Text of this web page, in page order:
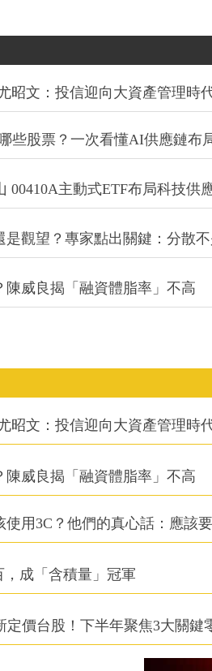
昭文：投信迎向大資產管理時
些股票？一次看懂AI供應鏈布
主動式ETF布局科技供
觀望？專家點出關鍵：分散
威良揭「融資體脂率」不高
昭文：投信迎向大資產管理時
威良揭「融資體脂率」不高
用3C？他們的真心話：應該
，成「含積量」冠軍
定價台股！下半年聚焦3大關鍵